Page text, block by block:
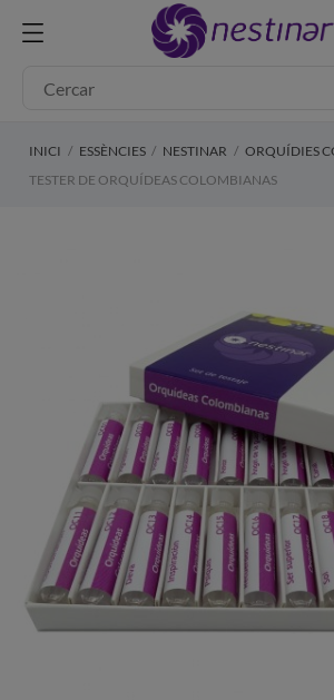
INICI ESSÈNCIES NESTINAR ORQUÍDIES
TESTER DE ORQUÍDEAS COLOMBIANAS